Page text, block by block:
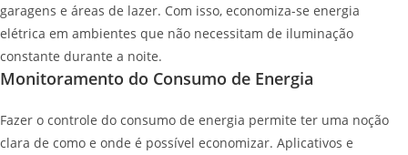
garagens e áreas de lazer. Com isso, economiza-se energia
elétrica em ambientes que não necessitam de iluminação
constante durante a noite.
Monitoramento do Consumo de Energia
Fazer o controle do consumo de energia permite ter uma noção
clara de como e onde é possível economizar. Aplicativos e